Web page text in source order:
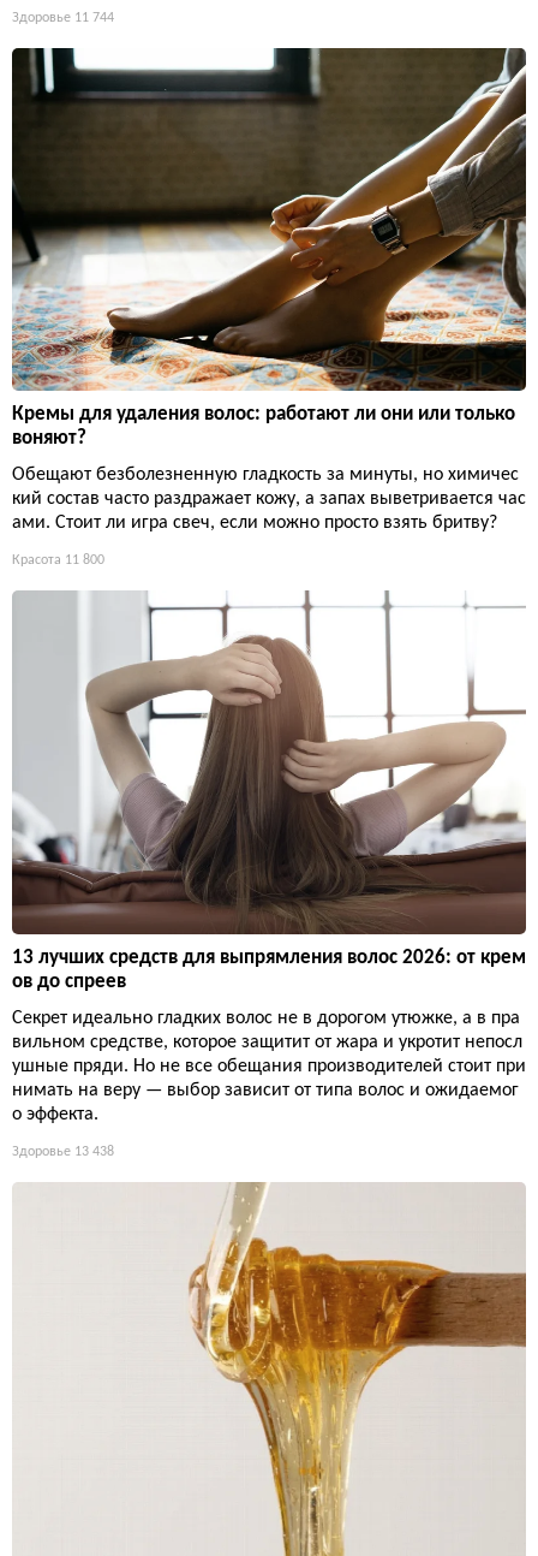
Здоровье 11 744
Кремы для удаления волос: работают ли они или только
воняют?
Обещают безболезненную гладкость за минуты, но химичес
кий состав часто раздражает кожу, а запах выветривается час
ами. Стоит ли игра свеч, если можно просто взять бритву?
Красота 11 800
13 лучших средств для выпрямления волос 2026: от крем
ов до спреев
Секрет идеально гладких волос не в дорогом утюжке, а в пра
вильном средстве, которое защитит от жара и укротит непосл
ушные пряди. Но не все обещания производителей стоит при
нимать на веру — выбор зависит от типа волос и ожидаемог
о эффекта.
Здоровье 13 438